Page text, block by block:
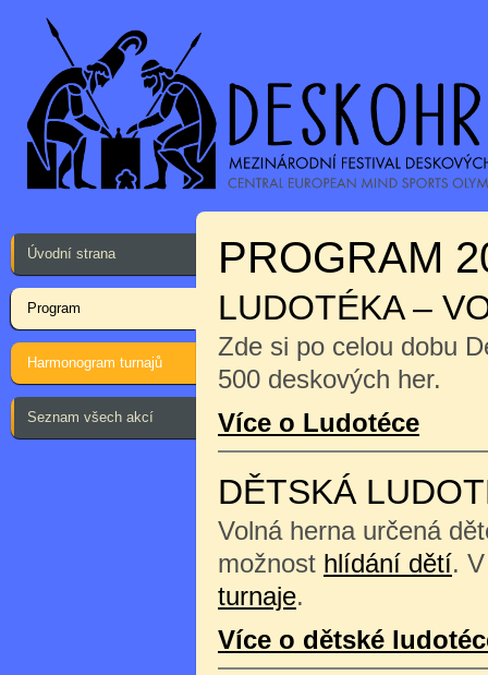
Úvodní strana
Program
Harmonogram turnajů
Seznam všech akcí
PROGRAM
LUDOTÉKA –
Zde si po celou dobu
500 deskových her.
Více o Ludotéce
DĚTSKÁ
Volná herna určená
možnost hlídání dětí.
turnaje.
Více o dětské